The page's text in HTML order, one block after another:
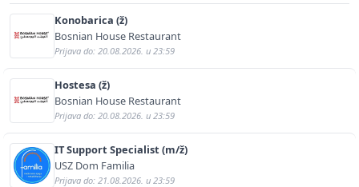
Konobarica (ž)
Bosnian House Restaurant
Prijava do: 20.08.2026. u 23:59
Hostesa (ž)
Bosnian House Restaurant
Prijava do: 20.08.2026. u 23:59
IT Support Specialist (m/ž)
USZ Dom Familia
Prijava do: 21.08.2026. u 23:59